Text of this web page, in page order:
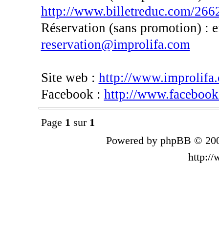
http://www.billetreduc.com/
Réservation (sans promotion) :
reservation@improlifa.com
Site web : http://
Facebook : http://
Page 1 sur 1
Powered by phpBB ©
http://